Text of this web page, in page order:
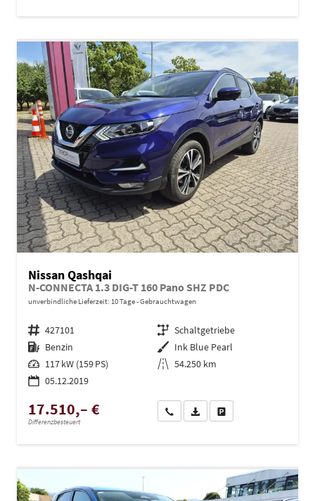
Nissan Qashqai
N-CONNECTA 1.3 DIG-T 160 Pano SHZ PDC
unverbindliche Lieferzeit: 10 Tage Gebrauchtwagen
Fahrzeugnr. 427101 Getriebe Schaltgetriebe
Kraftstoff Benzin Außenfarbe Ink Blue Pearl
Leistung 117 kW (159 PS) Kilometerstand 54.250 km
05.12.2019
17.510,– €
Differenzbesteuert
Wir rufen Sie anPDF-Datei, Fahrzeugexposé